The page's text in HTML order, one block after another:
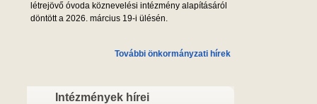
létrejövő óvoda köznevelési intézmény alapításáról
döntött a 2026. március 19-i ülésén.
További önkormányzati hírek
Intézmények hírei